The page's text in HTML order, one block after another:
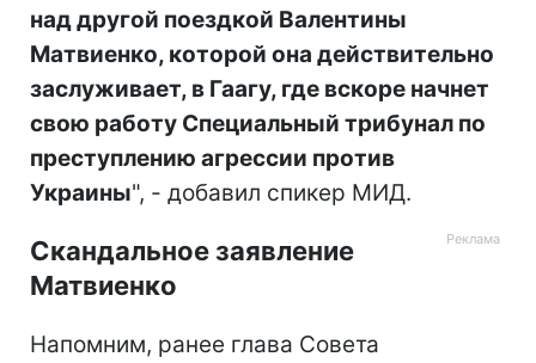
над другой поездкой Валентины
Матвиенко, которой она действительно
заслуживает, в Гаагу, где вскоре начнет
свою работу Специальный трибунал по
преступлению агрессии против
Украины", - добавил спикер МИД.
Скандальное заявление
Матвиенко
Напомним, ранее глава Совета